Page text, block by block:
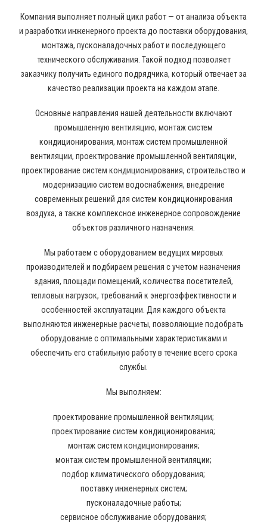
Компания выполняет полный цикл работ — от анализа объекта
и разработки инженерного проекта до поставки оборудования,
монтажа, пусконаладочных работ и последующего
технического обслуживания. Такой подход позволяет
заказчику получить единого подрядчика, который отвечает за
качество реализации проекта на каждом этапе.
Основные направления нашей деятельности включают
промышленную вентиляцию, монтаж систем
кондиционирования, монтаж систем промышленной
вентиляции, проектирование промышленной вентиляции,
проектирование систем кондиционирования, строительство и
модернизацию систем водоснабжения, внедрение
современных решений для систем кондиционирования
воздуха, а также комплексное инженерное сопровождение
объектов различного назначения.
Мы работаем с оборудованием ведущих мировых
производителей и подбираем решения с учетом назначения
здания, площади помещений, количества посетителей,
тепловых нагрузок, требований к энергоэффективности и
особенностей эксплуатации. Для каждого объекта
выполняются инженерные расчеты, позволяющие подобрать
оборудование с оптимальными характеристиками и
обеспечить его стабильную работу в течение всего срока
службы.
Мы выполняем:
проектирование промышленной вентиляции;
проектирование систем кондиционирования;
монтаж систем кондиционирования;
монтаж систем промышленной вентиляции;
подбор климатического оборудования;
поставку инженерных систем;
пусконаладочные работы;
сервисное обслуживание оборудования;